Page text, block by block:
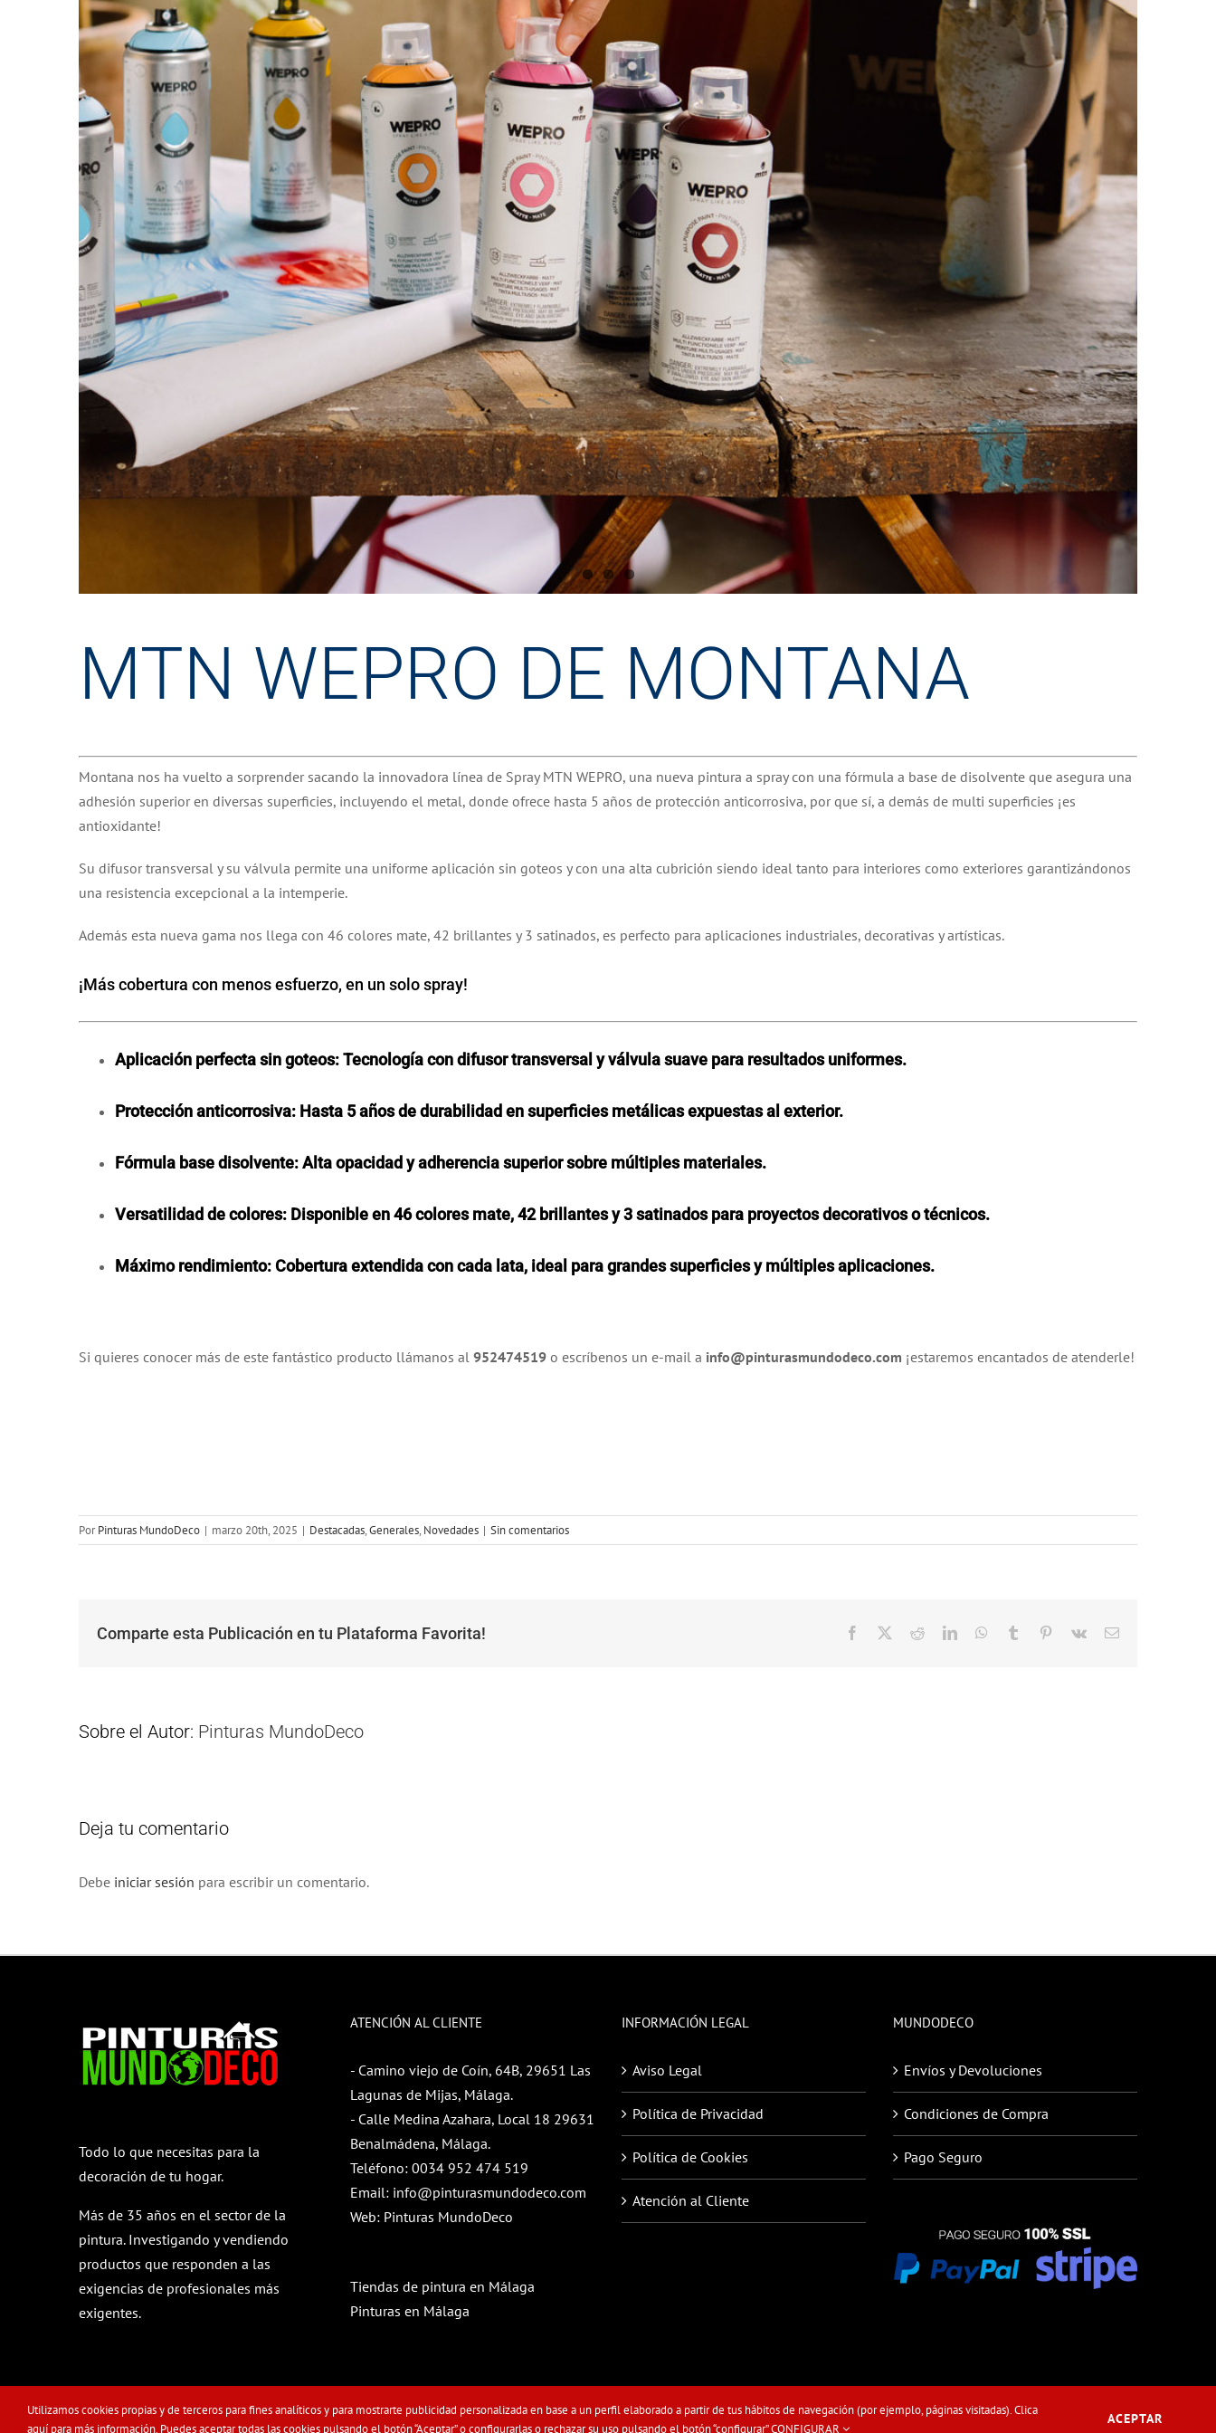
MTN WEPRO DE MONTANA
Montana nos ha vuelto a sorprender sacando la innovadora línea de Spray MTN WEPRO, una nueva pintura a spray con una fórmula a base de disolvente que asegura una
adhesión superior en diversas superficies, incluyendo el metal, donde ofrece hasta 5 años de protección anticorrosiva, por que sí, a demás de multi superficies ¡es
antioxidante!
Su difusor transversal y su válvula permite una uniforme aplicación sin goteos y con una alta cubrición siendo ideal tanto para interiores como exteriores garantizándonos
una resistencia excepcional a la intemperie.
Además esta nueva gama nos llega con 46 colores mate, 42 brillantes y 3 satinados, es perfecto para aplicaciones industriales, decorativas y artísticas.
¡Más cobertura con menos esfuerzo, en un solo spray!
Aplicación perfecta sin goteos: Tecnología con difusor transversal y válvula suave para resultados uniformes.
Protección anticorrosiva: Hasta 5 años de durabilidad en superficies metálicas expuestas al exterior.
Fórmula base disolvente: Alta opacidad y adherencia superior sobre múltiples materiales.
Versatilidad de colores: Disponible en 46 colores mate, 42 brillantes y 3 satinados para proyectos decorativos o técnicos.
Máximo rendimiento: Cobertura extendida con cada lata, ideal para grandes superficies y múltiples aplicaciones.
Si quieres conocer más de este fantástico producto llámanos al 952474519 o escríbenos un e-mail a info@pinturasmundodeco.com ¡estaremos encantados de atenderle!
PorPinturas MundoDeco | marzo 20th, 2025 | Destacadas,Generales, Novedades | Sin comentarios
Comparte esta Publicación en tu Plataforma Favorita! Facebook RedditLinkedInWhatsApp
Tumblr Pinterest
Vk
Correo
Sobre el Autor: Pinturas MundoDeco
Deja tu comentario
Debe iniciar sesión para escribir un comentario.
Todo lo que necesitas para la
decoración de tu hogar.
Más de 35 años en el sector de la
pintura. Investigando y vendiendo
productos que responden a las
exigencias de profesionales más
exigentes.
ATENCIÓN AL CLIENTE
- Camino viejo de Coín, 64B, 29651 Las
Lagunas de Mijas, Málaga.
- Calle Medina Azahara, Local 18 29631
Benalmádena, Málaga.
Teléfono: 0034 952 474 519
Email: info@pinturasmundodeco.com
Web: Pinturas MundoDeco
Tiendas de pintura en Málaga
Pinturas en Málaga
INFORMACIÓN LEGAL
Aviso Legal
Política de Privacidad
Política de Cookies
Atención al Cliente
MUNDODECO
Envíos y Devoluciones
Condiciones de Compra
Pago Seguro
© Copyright -2026 | Pinturas MundoDeco | Todos los Derechos Reservados | Desarrollo Web - JDG Estudio FacebookInstagram
Correo
Utilizamos cookies propias y de terceros para fines analíticos y para mostrarte publicidad personalizada en base a un perfil elaborado a partir de tus hábitos de navegación (por ejemplo, páginas visitadas). Clica
aquí para más información. Puedes aceptar todas las cookies pulsando el botón “Aceptar” o configurarlas o rechazar su uso pulsando el botón “configurar”CONFIGURAR
ACEPTAR